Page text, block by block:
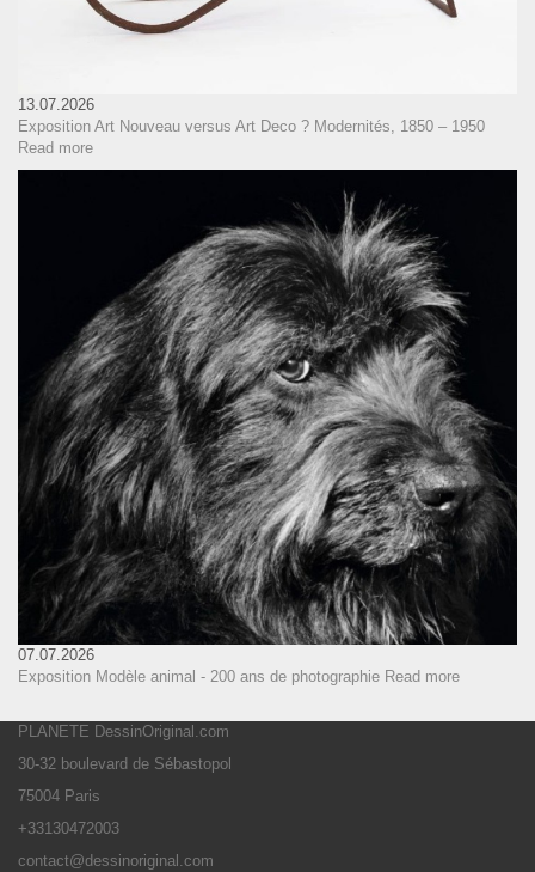
13.07.2026
Exposition Art Nouveau versus Art Deco ? Modernités, 1850 – 1950
Read more
07.07.2026
Exposition Modèle animal - 200 ans de photographie Read more
PLANETE DessinOriginal.com
30-32 boulevard de Sébastopol
75004 Paris
+33130472003
contact@dessinoriginal.com